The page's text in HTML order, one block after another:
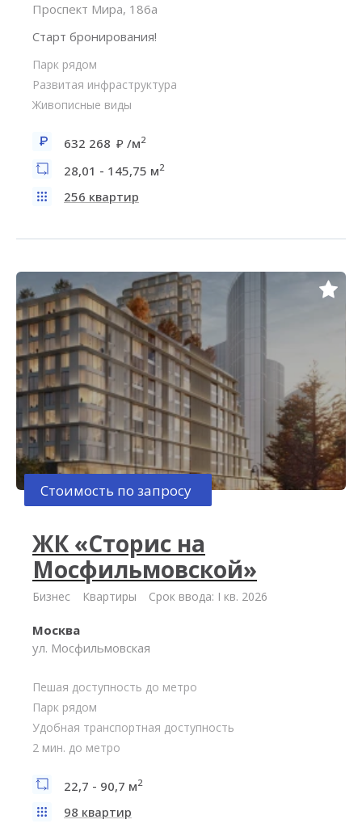
Проспект Мира, 186а
Старт бронирования!
Парк рядом
Развитая инфраструктура
Живописные виды
632 268 /м2
28,01 - 145,75 м2
256 квартир
Стоимость по запросу
ЖК «Сторис на
Мосфильмовской»
Бизнес Квартиры Срок ввода: I кв. 2026
Москва
ул. Мосфильмовская
Пешая доступность до метро
Парк рядом
Удобная транспортная доступность
2 мин. до метро
22,7 - 90,7 м2
98 квартир